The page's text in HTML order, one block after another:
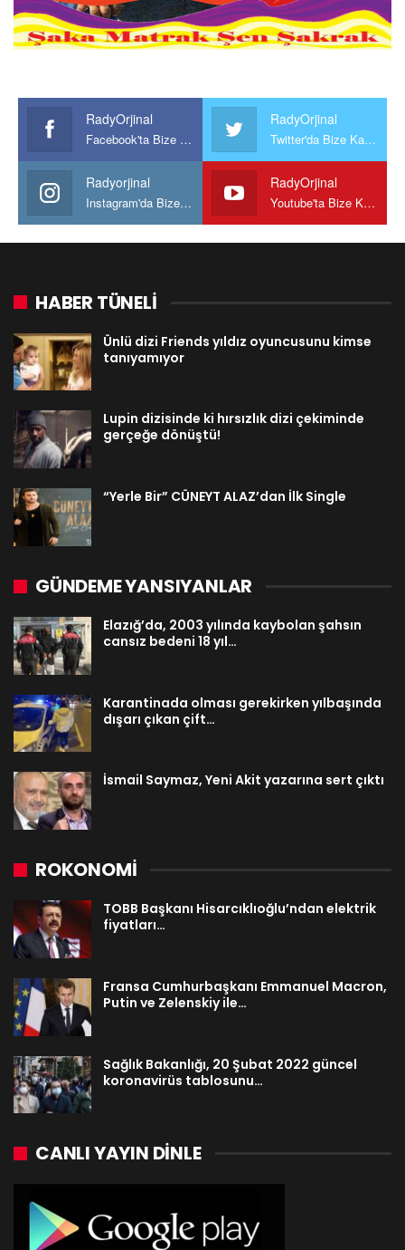
RadyOrjinal
Facebook'ta Bize Katılın
RadyOrjinal
Twitter'da Bize Katılın
Radyorjinal
Instagram'da Bize katılın
RadyOrjinal
Youtube'ta Bize Katılın
HABER TÜNELİ
Ünlü dizi Friends yıldız oyuncusunu kimse
tanıyamıyor
Lupin dizisinde ki hırsızlık dizi çekiminde
gerçeğe dönüştü!
“Yerle Bir” CÜNEYT ALAZ’dan İlk Single
GÜNDEME YANSIYANLAR
Elazığ’da, 2003 yılında kaybolan şahsın
cansız bedeni 18 yıl…
Karantinada olması gerekirken yılbaşında
dışarı çıkan çift…
İsmail Saymaz, Yeni Akit yazarına sert çıktı
ROKONOMİ
TOBB Başkanı Hisarcıklıoğlu’ndan elektrik
fiyatları…
Fransa Cumhurbaşkanı Emmanuel Macron,
Putin ve Zelenskiy ile…
Sağlık Bakanlığı, 20 Şubat 2022 güncel
koronavirüs tablosunu…
CANLI YAYIN DINLE